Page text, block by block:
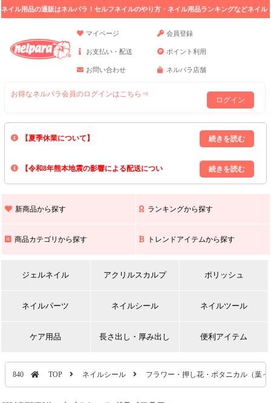
ネイル用品の通販はネルパラ！セルフネイルのやり方・ネイル用品ランキングなどネイル
マイページ
会員登録
お支払い・配送 ポイント利用
お問い合わせ ネルパラ店舗
お得なネルパラ会員のログインはこちら⇒
ログイン
【夏季休業について】
8/13(木)～8/16(日)の間｢出荷業務・お問い合わせ業務｣はお休みいたしま
上記期間中のご注文・お問い合わせは8/17(月)以降の対応となりますので
【令和8年熊本地震の影響による配送につい
また､ 九州全域でお荷物のお届けに遅延が生じております｡
新商品から探す ランキングから探す
商品カテゴリから探す トレンドアイテムから探す
ジェルネイル アクリルスカルプ ポリッシュ
ネイルパーツ ネイルシール ネイルツール
ケア用品 長さ出し・厚み出し 便利アイテム
840 TOP ネイルシール フラワー・押し花・ボタニカル（葉